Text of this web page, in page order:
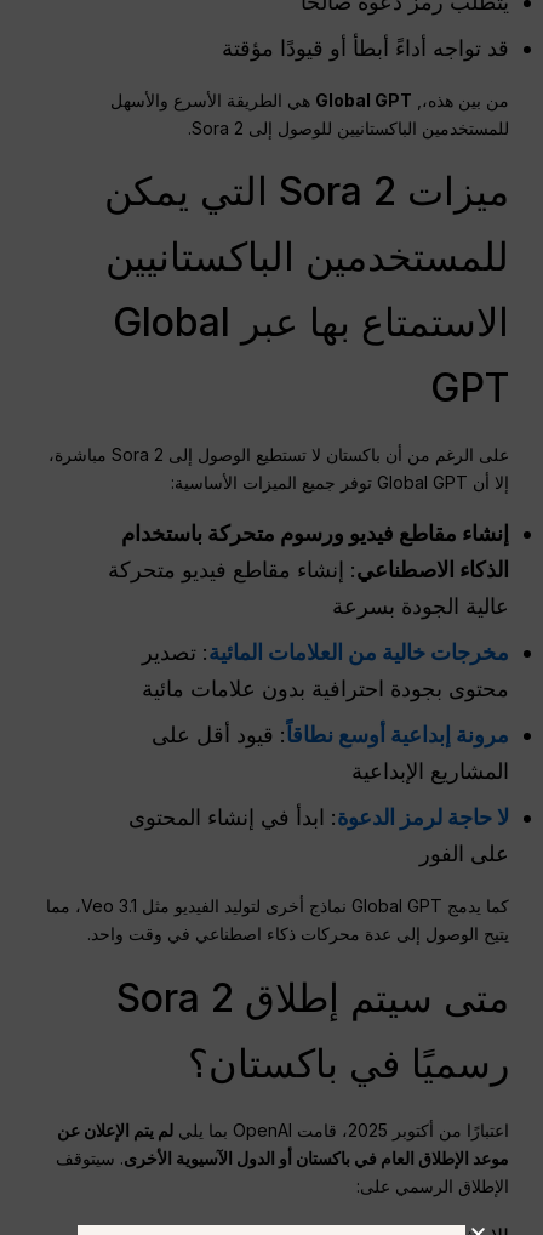
قد تواجه أداءً أبطأ أو قيودًا مؤقتة
من بين هذه،, Global GPT هي الطريقة الأسرع والأسهل
للمستخدمين الباكستانيين للوصول إلى Sora 2.
ميزات Sora 2 التي يمكن
للمستخدمين الباكستانيين
الاستمتاع بها عبر Global
GPT
على الرغم من أن باكستان لا تستطيع الوصول إلى Sora 2 مباشرة،
إلا أن Global GPT توفر جميع الميزات الأساسية:
إنشاء مقاطع فيديو ورسوم متحركة باستخدام
الذكاء الاصطناعي: إنشاء مقاطع فيديو متحركة
عالية الجودة بسرعة
مخرجات خالية من العلامات المائية: تصدير
محتوى بجودة احترافية بدون علامات مائية
مرونة إبداعية أوسع نطاقاً: قيود أقل على
المشاريع الإبداعية
لا حاجة لرمز الدعوة: ابدأ في إنشاء المحتوى
على الفور
كما يدمج Global GPT نماذج أخرى لتوليد الفيديو مثل Veo 3.1، مما
يتيح الوصول إلى عدة محركات ذكاء اصطناعي في وقت واحد.
متى سيتم إطلاق Sora 2
رسميًا في باكستان؟
اعتبارًا من أكتوبر 2025، قامت OpenAI بما يلي
لم يتم الإعلان عن
موعد الإطلاق العام في باكستان أو الدول الآسيوية الأخرى. سيتوقف
الإطلاق الرسمي على: